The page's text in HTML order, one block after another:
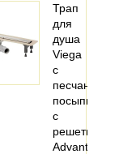
Трап
для
душа
Viega
с
песчаной
посыпкой,
с
решеткой
Advantix